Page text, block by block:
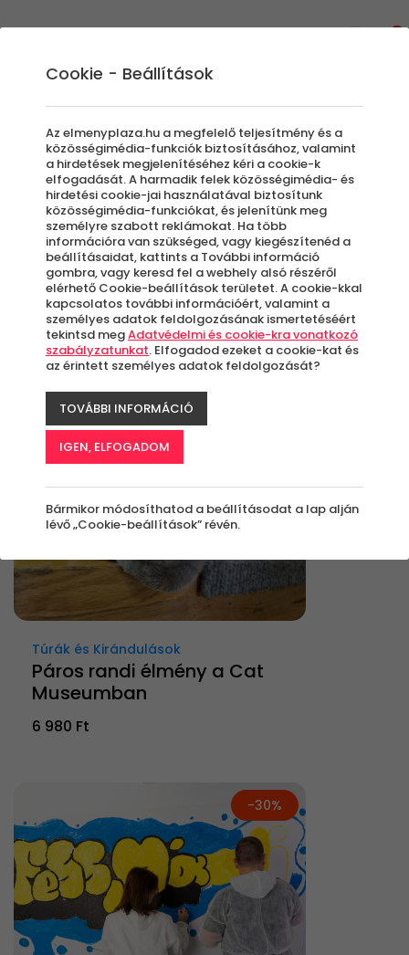
Valentin Nap
Szűrők beállítása
Élmények
Rendezés:
Túrák és Kirándulások
Páros randi élmény a Cat
Museumban
6 980 Ft
-30%
Cookie - Beállítások
Az elmenyplaza.hu a megfelelő teljesítmény és a
közösségimédia-funkciók biztosításához, valamint
a hirdetések megjelenítéséhez kéri a cookie-k
elfogadását. A harmadik felek közösségimédia- és
hirdetési cookie-jai használatával biztosítunk
közösségimédia-funkciókat, és jelenítünk meg
személyre szabott reklámokat. Ha több
információra van szükséged, vagy kiegészítenéd a
beállításaidat, kattints a További információ
gombra, vagy keresd fel a webhely alsó részéről
elérhető Cookie-beállítások területet. A cookie-kkal
kapcsolatos további információért, valamint a
személyes adatok feldolgozásának ismertetéséért
tekintsd megAdatvédelmi és cookie-kra vonatkozó
szabályzatunkat. Elfogadod ezeket a cookie-kat és
az érintett személyes adatok feldolgozását?
TOVÁBBI INFORMÁCIÓ
IGEN, ELFOGADOM
Bármikor módosíthatod a beállításodat a lap alján
lévő „Cookie-beállítások” révén.